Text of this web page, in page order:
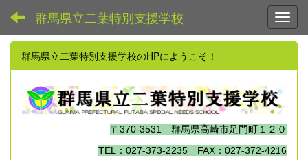
群馬県立二葉特別支援学校
群馬県立二葉特別支援学校のHPにようこそ！
〒370-3531 群馬県高崎市足門町１２０
TEL：027-373-2235 FAX：027-372-4216